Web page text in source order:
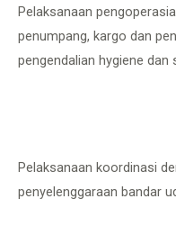
Pelaksanaan
penumpang, kargo dan
pengendalian hygiene dan
Pelaksanaan koordinasi
penyelenggaraan bandar